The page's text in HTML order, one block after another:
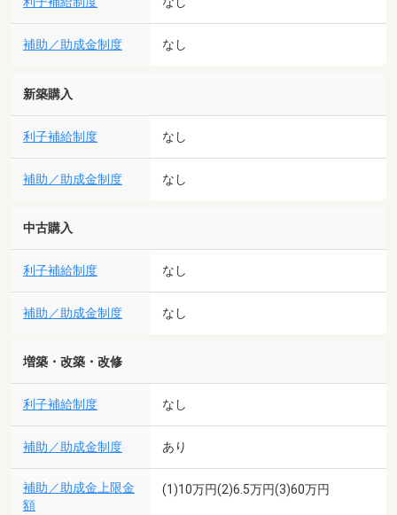
補助／助成金制度 なし
新築購入
利子補給制度 なし
補助／助成金制度 なし
中古購入
利子補給制度 なし
補助／助成金制度 なし
増築・改築・改修
利子補給制度 なし
補助／助成金制度 あり
補助／助成金上限金
額
(1)10万円(2)6.5万円(3)60万円